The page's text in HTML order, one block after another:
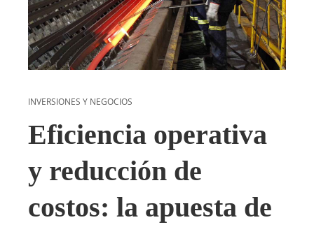
INVERSIONES Y NEGOCIOS
Eficiencia operativa
y reducción de
costos: la apuesta de